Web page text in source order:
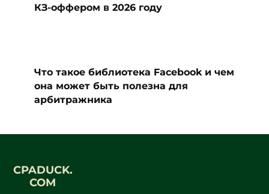
КЗ-оффером в 2026 году
Что такое библиотека Facebook и чем
она может быть полезна для
арбитражника
CPADUCK.
COM